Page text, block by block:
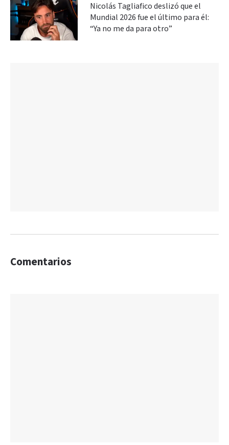
Nicolás Tagliafico deslizó que el
Mundial 2026 fue el último para él:
“Ya no me da para otro”
Comentarios